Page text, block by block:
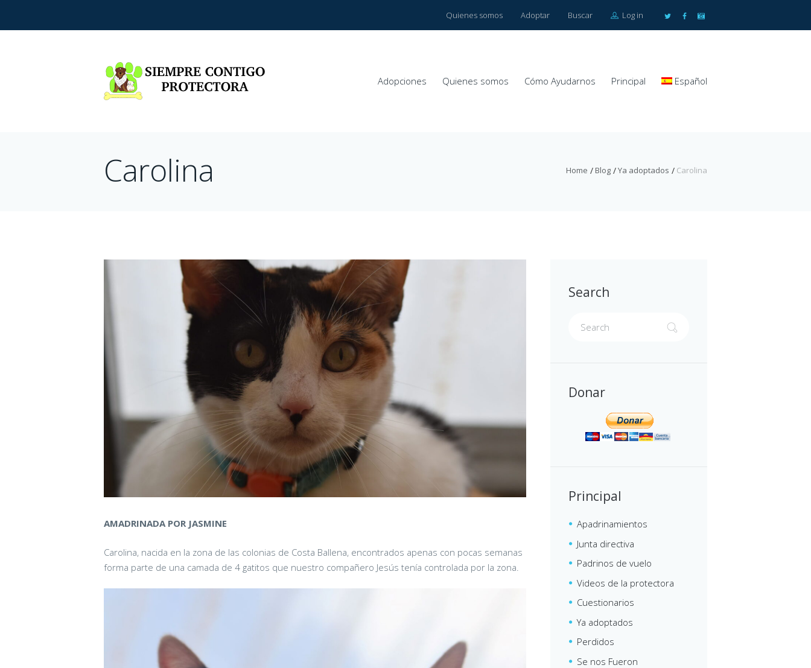
Quienes somos Adoptar Buscar Log in
Adopciones Quienes somos Cómo Ayudarnos Principal Español
Home Blog Ya adoptados Carolina
Carolina
AMADRINADA POR JASMINE
Carolina, nacida en la zona de las colonias de Costa Ballena, encontrados apenas con pocas semanas
forma parte de una camada de 4 gatitos que nuestro compañero Jesús tenía controlada por la zona.
Search
Donar
Principal
Apadrinamientos
Junta directiva
Padrinos de vuelo
Videos de la protectora
Cuestionarios
Ya adoptados
Perdidos
Se nos Fueron